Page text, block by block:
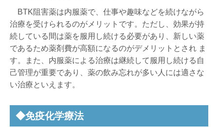
BTK阻害薬は内服薬で、仕事や趣味などを続けながら
治療を受けられるのがメリットです。ただし、効果が持
続している間は薬を服用し続ける必要があり、新しい薬
であるため薬剤費が高額になるのがデメリットとされ ま
す。また、内服薬による治療は継続して服用し続ける自
己管理が重要であり、薬の飲み忘れが多い人には適さな
い治療といえます。
◆免疫化学療法